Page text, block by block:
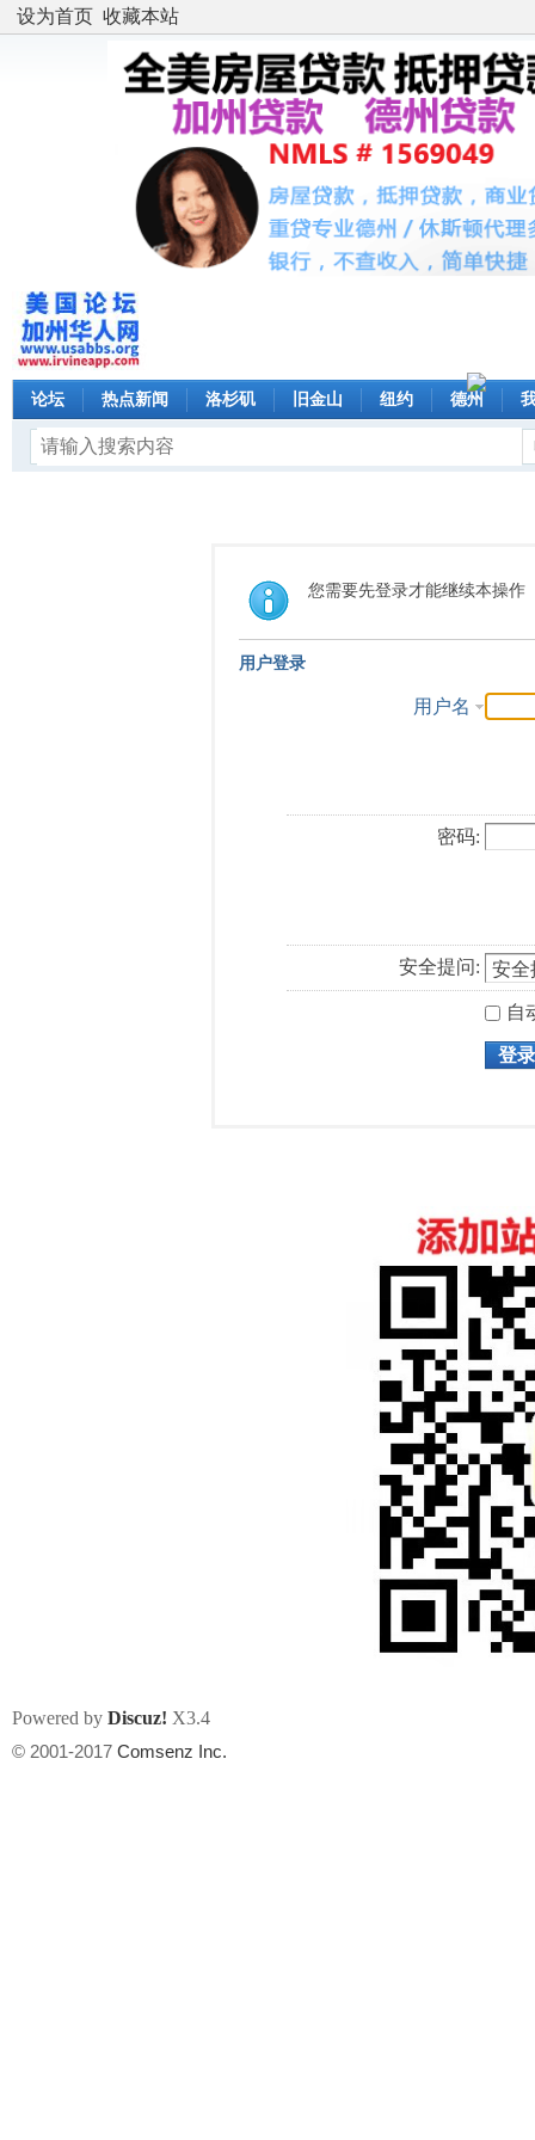
设为首页 收藏本站
论坛 热点新闻 洛杉矶 旧金山 纽约 德州
您需要先登录才能继续本操作
用户登录
用户名
密码:
安全提问:
自
登录
Powered by Discuz! X3.4
© 2001-2017 Comsenz Inc.